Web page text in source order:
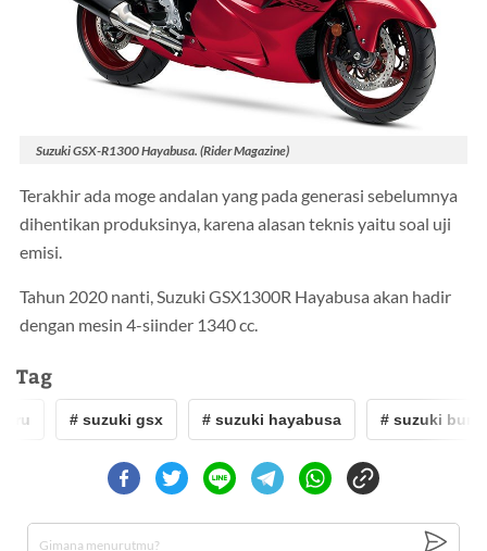
Suzuki GSX-R1300 Hayabusa. (Rider Magazine)
Terakhir ada moge andalan yang pada generasi sebelumnya
dihentikan produksinya, karena alasan teknis yaitu soal uji
emisi.
Tahun 2020 nanti, Suzuki GSX1300R Hayabusa akan hadir
dengan mesin 4-siinder 1340 cc.
Tag
# suzuki gsx # suzuki hayabusa # suzuki